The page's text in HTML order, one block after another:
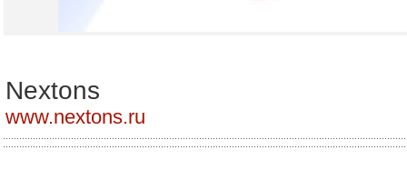
Nextons
www.nextons.ru